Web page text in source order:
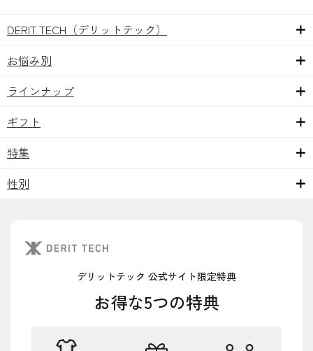
DERIT TECH（デリットテック）
お悩み別
ラインナップ
ギフト
特集
性別
デリットテック 公式サイト限定特典
お得な5つの特典